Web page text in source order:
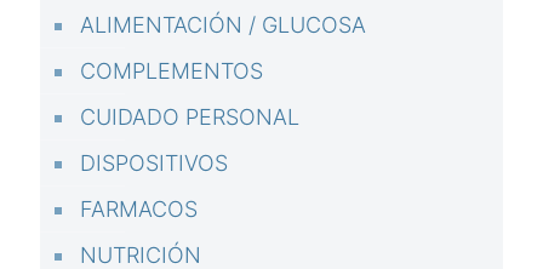
ALIMENTACIÓN / GLUCOSA
COMPLEMENTOS
CUIDADO PERSONAL
DISPOSITIVOS
FARMACOS
NUTRICIÓN